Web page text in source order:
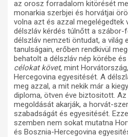
az orosz forradalom kitörését
monarkia szerbjei és horvátjai
volna azt és azzal megelégedtek
délszláv kérdés túlnőtt a szábor-
délszláv nemzeti öntudat, a világ
tanulságain, erőben rendkivül
behatolt a délszláv nép körébe
célokat követ, mint
Hercegovina egyesitését. A
meg azzal, a mit nekik már a
diploma, ötven éve biztositott.
megoldását akarják, a horvát-
szabadságát és egyesitését.
szemben nem sokat mutatna
és Bosznia-Hercegovina